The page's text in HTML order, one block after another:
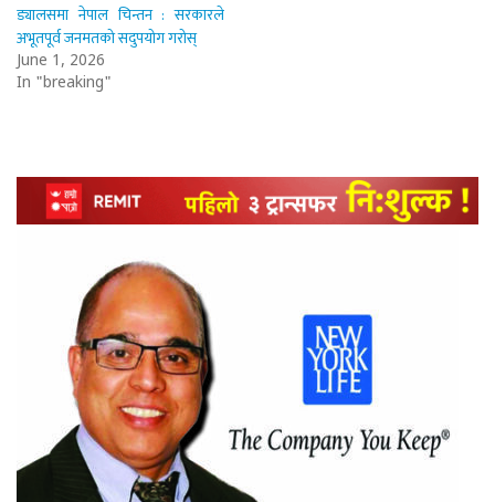
ड्यालसमा नेपाल चिन्तन : सरकारले
अभूतपूर्व जनमतको सदुपयोग गरोस्
June 1, 2026
In "breaking"